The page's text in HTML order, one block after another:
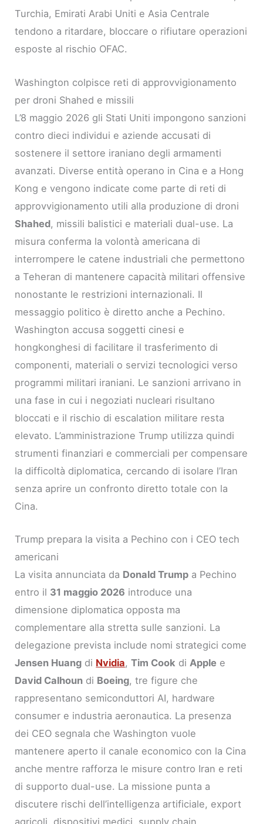
Turchia, Emirati Arabi Uniti e Asia Centrale
tendono a ritardare, bloccare o rifiutare operazioni
esposte al rischio OFAC.
Washington colpisce reti di approvvigionamento
per droni Shahed e missili
L’8 maggio 2026 gli Stati Uniti impongono sanzioni
contro dieci individui e aziende accusati di
sostenere il settore iraniano degli armamenti
avanzati. Diverse entità operano in Cina e a Hong
Kong e vengono indicate come parte di reti di
approvvigionamento utili alla produzione di droni
Shahed, missili balistici e materiali dual-use. La
misura conferma la volontà americana di
interrompere le catene industriali che permettono
a Teheran di mantenere capacità militari offensive
nonostante le restrizioni internazionali. Il
messaggio politico è diretto anche a Pechino.
Washington accusa soggetti cinesi e
hongkonghesi di facilitare il trasferimento di
componenti, materiali o servizi tecnologici verso
programmi militari iraniani. Le sanzioni arrivano in
una fase in cui i negoziati nucleari risultano
bloccati e il rischio di escalation militare resta
elevato. L’amministrazione Trump utilizza quindi
strumenti finanziari e commerciali per compensare
la difficoltà diplomatica, cercando di isolare l’Iran
senza aprire un confronto diretto totale con la
Cina.
Trump prepara la visita a Pechino con i CEO tech
americani
La visita annunciata da Donald Trump a Pechino
entro il 31 maggio 2026 introduce una
dimensione diplomatica opposta ma
complementare alla stretta sulle sanzioni. La
delegazione prevista include nomi strategici come
Jensen Huang di Nvidia,Tim Cook di Apple e
David Calhoun di Boeing, tre figure che
rappresentano semiconduttori AI, hardware
consumer e industria aeronautica. La presenza
dei CEO segnala che Washington vuole
mantenere aperto il canale economico con la Cina
anche mentre rafforza le misure contro Iran e reti
di supporto dual-use. La missione punta a
discutere rischi dell’intelligenza artificiale, export
agricoli, dispositivi medici, supply chain